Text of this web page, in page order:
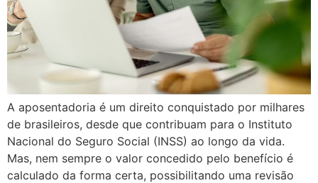
A aposentadoria é um direito conquistado por milhares
de brasileiros, desde que contribuam para o Instituto
Nacional do Seguro Social (INSS) ao longo da vida.
Mas, nem sempre o valor concedido pelo benefício é
calculado da forma certa, possibilitando uma revisão